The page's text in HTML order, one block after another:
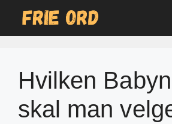
Hvilken
skal man